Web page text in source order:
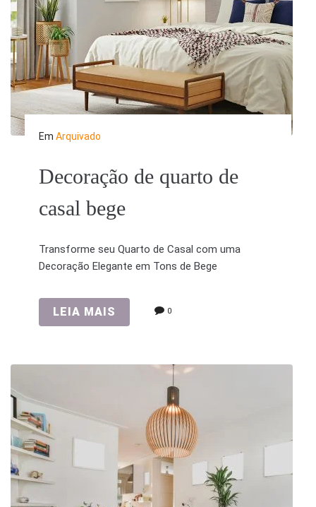
Em Arquivado
Decoração de quarto de
casal bege
Transforme seu Quarto de Casal com uma
Decoração Elegante em Tons de Bege
LEIA MAIS 0